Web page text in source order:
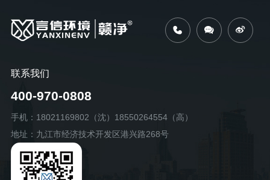
联系我们
400-970-0808
手机：18021169802（沈）18550264554（高）
地址：九江市经济技术开发区港兴路268号